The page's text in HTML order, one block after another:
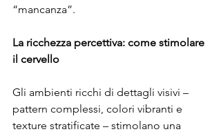
“mancanza”.
La ricchezza percettiva: come stimolare
il cervello
Gli ambienti ricchi di dettagli visivi –
pattern complessi, colori vibranti e
texture stratificate – stimolano una